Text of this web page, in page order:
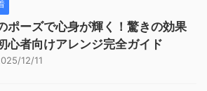
ポーズで心身が輝く！驚きの効果
心者向けアレンジ完全ガイド
12/11